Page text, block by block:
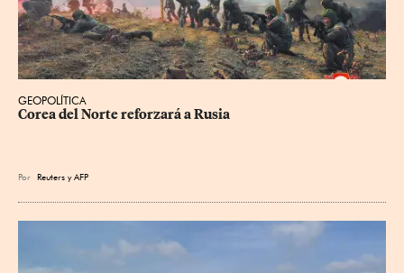
GEOPOLÍTICA
Corea del Norte reforzará a Rusia
Por Reuters yAFP